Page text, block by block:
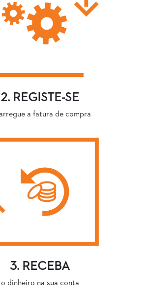
2. REGISTE-SE
a fatura de compra
3. RECEBA
o dinheiro na sua conta